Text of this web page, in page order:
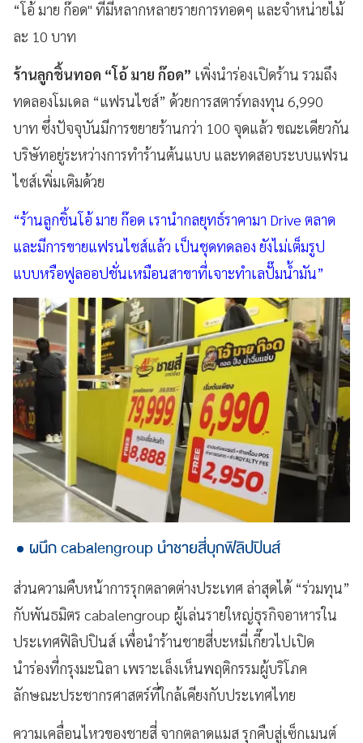
“โอ้ มาย ก๊อด" ที่มีหลากหลายรายการทอดๆ และจำหน่ายไม้
ละ 10 บาท
ร้านลูกชิ้นทอด “โอ้ มาย ก๊อด” เพิ่งนำร่องเปิดร้าน รวมถึง
ทดลองโมเดล “แฟรนไชส์” ด้วยการสตาร์ทลงทุน 6,990
บาท ซึ่งปัจจุบันมีการขยายร้านกว่า 100 จุดแล้ว ขณะเดียวกัน
บริษัทอยู่ระหว่างการทำร้านต้นแบบ และทดสอบระบบแฟรน
ไชส์เพิ่มเติมด้วย
“ร้านลูกชิ้นโอ้ มาย ก๊อด เรานำกลยุทธ์ราคามา Drive ตลาด
และมีการขายแฟรนไชส์แล้ว เป็นชุดทดลอง ยังไม่เต็มรูป
แบบหรือฟูลออปชั่นเหมือนสาขาที่เจาะทำเลปั๊มน้ำมัน”
ผนึก cabalengroup นำชายสี่บุกฟิลิปปินส์
ส่วนความคืบหน้าการรุกตลาดต่างประเทศ ล่าสุดได้ “ร่วมทุน”
กับพันธมิตร cabalengroup ผู้เล่นรายใหญ่ธุรกิจอาหารใน
ประเทศฟิลิปปินส์ เพื่อนำร้านชายสี่บะหมี่เกี๊ยวไปเปิด
นำร่องที่กรุงมะนิลา เพราะเล็งเห็นพฤติกรรมผู้บริโภค
ลักษณะประชากรศาสตร์ที่ใกล้เคียงกับประเทศไทย
ความเคลื่อนไหวของชายสี่ จากตลาดแมส รุกคืบสู่เซ็กเมนต์